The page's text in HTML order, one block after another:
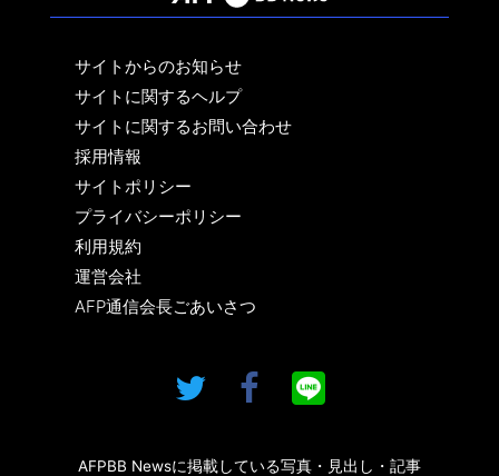
サイトからのお知らせ
サイトに関するヘルプ
サイトに関するお問い合わせ
採用情報
サイトポリシー
プライバシーポリシー
利用規約
運営会社
AFP通信会長ごあいさつ
AFPBB Newsに掲載している写真・見出し・記事